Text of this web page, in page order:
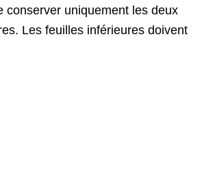
conserver uniquement les deux
Les feuilles inférieures doivent